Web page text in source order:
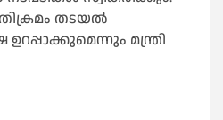
തടയല്‍
മന്ത്രി